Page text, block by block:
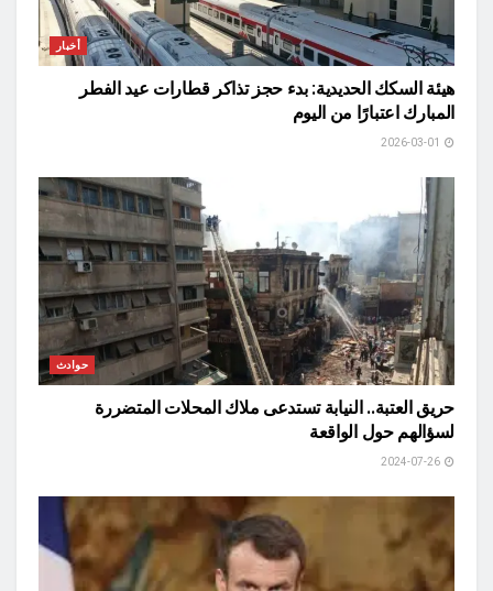
أخبار
هيئة السكك الحديدية: بدء حجز تذاكر قطارات عيد الفطر
المبارك اعتبارًا من اليوم
حوادث
حريق العتبة.. النيابة تستدعى ملاك المحلات المتضررة
لسؤالهم حول الواقعة